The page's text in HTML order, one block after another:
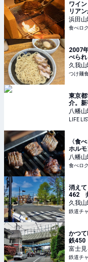
ワイ
リア
べロ
浜田山
食べロ
2007
べら
つけ
久我山
つけ麺
東京
介。
LIFE
八幡山
LIFE
〈食
ホル
だわ
八幡山
食べロ
消え
462
久我山
鉄道チ
かつ
鉄450
富士
鉄道チ